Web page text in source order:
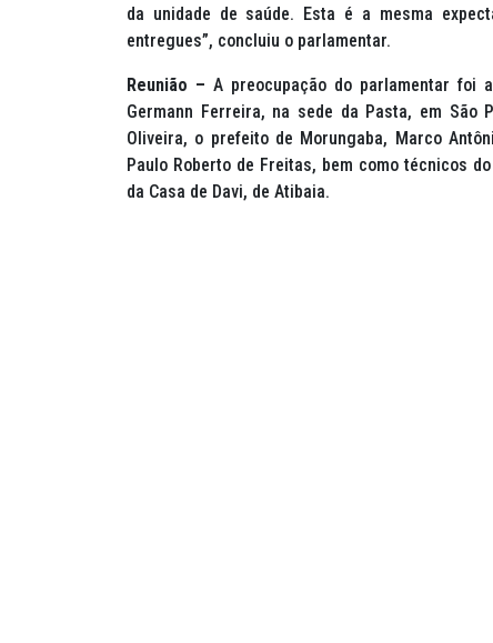
da unidade de saúde. Esta é a mesma
entregues”, concluiu o parlamentar.
Reunião – A preocupação do parlamentar foi
Germann Ferreira, na sede da Pasta, em São
Oliveira, o prefeito de Morungaba, Marco
Paulo Roberto de Freitas, bem como técnicos
da Casa de Davi, de Atibaia.